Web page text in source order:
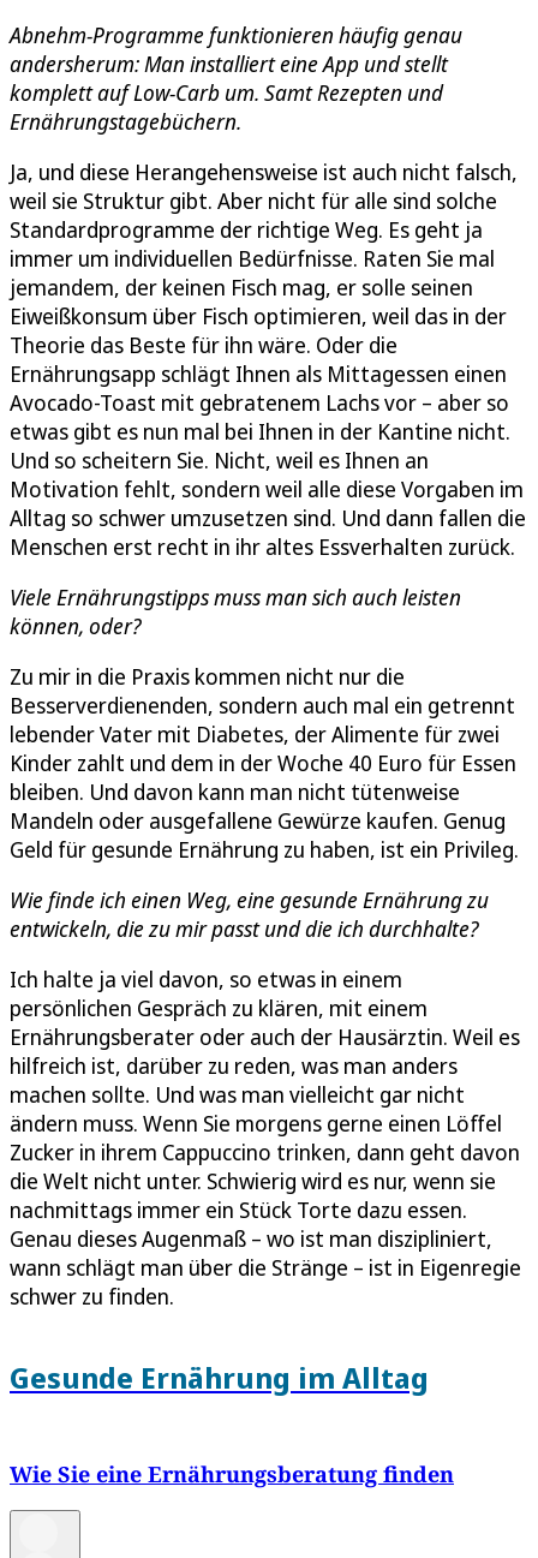
Abnehm-Programme funktionieren häufig genau
andersherum: Man installiert eine App und stellt
komplett auf Low-Carb um. Samt Rezepten und
Ernährungstagebüchern.
Ja, und diese Herangehensweise ist auch nicht falsch,
weil sie Struktur gibt. Aber nicht für alle sind solche
Standardprogramme der richtige Weg. Es geht ja
immer um individuellen Bedürfnisse. Raten Sie mal
jemandem, der keinen Fisch mag, er solle seinen
Eiweißkonsum über Fisch optimieren, weil das in der
Theorie das Beste für ihn wäre. Oder die
Ernährungsapp schlägt Ihnen als Mittagessen einen
Avocado-Toast mit gebratenem Lachs vor – aber so
etwas gibt es nun mal bei Ihnen in der Kantine nicht.
Und so scheitern Sie. Nicht, weil es Ihnen an
Motivation fehlt, sondern weil alle diese Vorgaben im
Alltag so schwer umzusetzen sind. Und dann fallen die
Menschen erst recht in ihr altes Essverhalten zurück.
Viele Ernährungstipps muss man sich auch leisten
können, oder?
Zu mir in die Praxis kommen nicht nur die
Besserverdienenden, sondern auch mal ein getrennt
lebender Vater mit Diabetes, der Alimente für zwei
Kinder zahlt und dem in der Woche 40 Euro für Essen
bleiben. Und davon kann man nicht tütenweise
Mandeln oder ausgefallene Gewürze kaufen. Genug
Geld für gesunde Ernährung zu haben, ist ein Privileg.
Wie finde ich einen Weg, eine gesunde Ernährung zu
entwickeln, die zu mir passt und die ich durchhalte?
Ich halte ja viel davon, so etwas in einem
persönlichen Gespräch zu klären, mit einem
Ernährungsberater oder auch der Hausärztin. Weil es
hilfreich ist, darüber zu reden, was man anders
machen sollte. Und was man vielleicht gar nicht
ändern muss. Wenn Sie morgens gerne einen Löffel
Zucker in ihrem Cappuccino trinken, dann geht davon
die Welt nicht unter. Schwierig wird es nur, wenn sie
nachmittags immer ein Stück Torte dazu essen.
Genau dieses Augenmaß – wo ist man diszipliniert,
wann schlägt man über die Stränge – ist in Eigenregie
schwer zu finden.
Gesunde Ernährung im Alltag
Wie Sie eine Ernährungsberatung finden